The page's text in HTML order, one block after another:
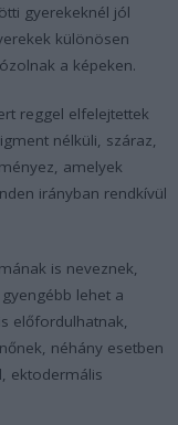
gyerekeknél jól
különösen
a képeken.
reggel elfelejtettek
nélküli, száraz,
amelyek
irányban rendkívül
is neveznek,
lehet a
előfordulhatnak,
néhány esetben
ektodermális